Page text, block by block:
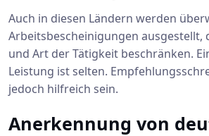
Auch in diesen Ländern werden
Arbeitsbescheinigungen ausgestellt,
und Art der Tätigkeit beschränken.
Leistung ist selten.
jedoch hilfreich sein.
Anerkennung von